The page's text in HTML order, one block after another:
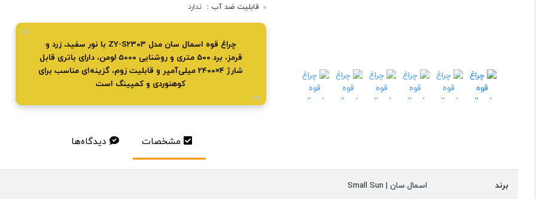
قابلیت ضد آب : ندارد
چراغ قوه اسمال سان مدل ZY-S2303 با نور سفید، زرد و
قرمز، برد 500 متری و روشنایی 5000 لومن، دارای باتری قابل
شارژ 4×2400 میلی‌آمپر و قابلیت زوم، گزینه‌ای مناسب برای
کوهنوردی و کمپینگ است
مشخصات دیدگاه‌ها
برند اسمال سان | Small Sun